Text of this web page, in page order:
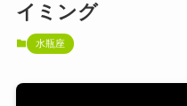
イミング
水瓶座